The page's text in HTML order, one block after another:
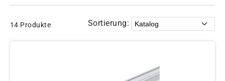
14 Produkte Sortierung: